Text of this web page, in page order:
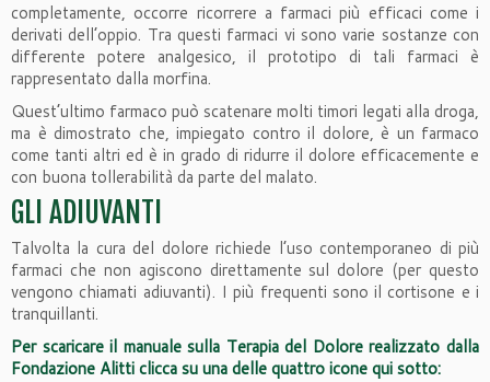
completamente, occorre ricorrere a farmaci più efficaci come i
derivati dell’oppio. Tra questi farmaci vi sono varie sostanze con
differente potere analgesico, il prototipo di tali farmaci è
rappresentato dalla morfina.
Quest’ultimo farmaco può scatenare molti timori legati alla droga,
ma è dimostrato che, impiegato contro il dolore, è un farmaco
come tanti altri ed è in grado di ridurre il dolore efficacemente e
con buona tollerabilità da parte del malato.
GLI ADIUVANTI
Talvolta la cura del dolore richiede l’uso contemporaneo di più
farmaci che non agiscono direttamente sul dolore (per questo
vengono chiamati adiuvanti). I più frequenti sono il cortisone e i
tranquillanti.
Per scaricare il manuale sulla Terapia del Dolore realizzato dalla
Fondazione Alitti clicca su una delle quattro icone qui sotto: